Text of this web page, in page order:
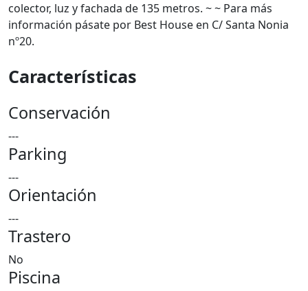
colector, luz y fachada de 135 metros. ~ ~ Para más
información pásate por Best House en C/ Santa Nonia
nº20.
Características
Conservación
---
Parking
---
Orientación
---
Trastero
No
Piscina